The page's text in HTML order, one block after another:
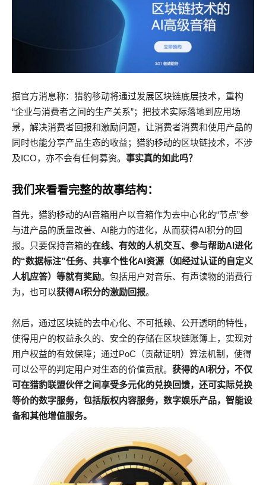
据官方消息称：猎豹移动将通过发展区块链底层技术，重构
“企业与消费者之间的生产关系”；把技术实际落地到应用场
景，解决消费者回报和激励问题，让消费者消费和使用产品的
同时也能分享产品生态的收益；猎豹移动的区块链技术，不涉
及ICO，亦不会有任何募资。 事实真的如此吗？
我们来看看完整的故事结构：
首先，猎豹移动的AI音箱用户以音箱作为去中心化的“节点”参
与进产品的质量改善、AI能力的进化，从而获得AI积分的回
报。只要保持音箱的在线、有效的人机交互、参与帮助AI进化
的“数据标注”任务、共享个性化AI资源（如经过认证的自定义
人机应答）等就有奖励。包括用户对音乐、有声读物的消费行
为，也可以获得AI积分的激励回报。
然后，通过区块链的去中心化、不可抵赖、公开透明的特性，
使得用户的权益永久的、安全的存储在区块链账簿上，实现对
用户权益的有效保障；通过PoC（贡献证明）算法机制，使得
可以公平的判定用户对生态的价值贡献。 获得的AI积分，不仅
可在猎豹联盟伙伴之间享受多元化的兑换回馈，还可实际兑换
等价的数字服务，包括版权内容服务，数字娱乐产品，智能设
备和其他增值服务。